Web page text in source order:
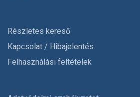
Részletes kereső
Kapcsolat / Hibajelentés
Felhasználási feltételek